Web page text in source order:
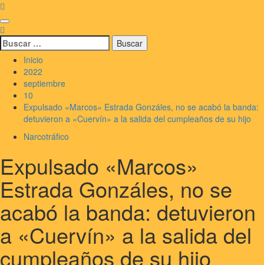
Saltar
al
contenido
Menú
principal
Buscar:
Inicio
2022
septiembre
10
Expulsado «Marcos» Estrada Gonzáles, no se acabó la banda:
detuvieron a «Cuervín» a la salida del cumpleaños de su hijo
Narcotráfico
Expulsado «Marcos»
Estrada Gonzáles, no se
acabó la banda: detuvieron
a «Cuervín» a la salida del
cumpleaños de su hijo